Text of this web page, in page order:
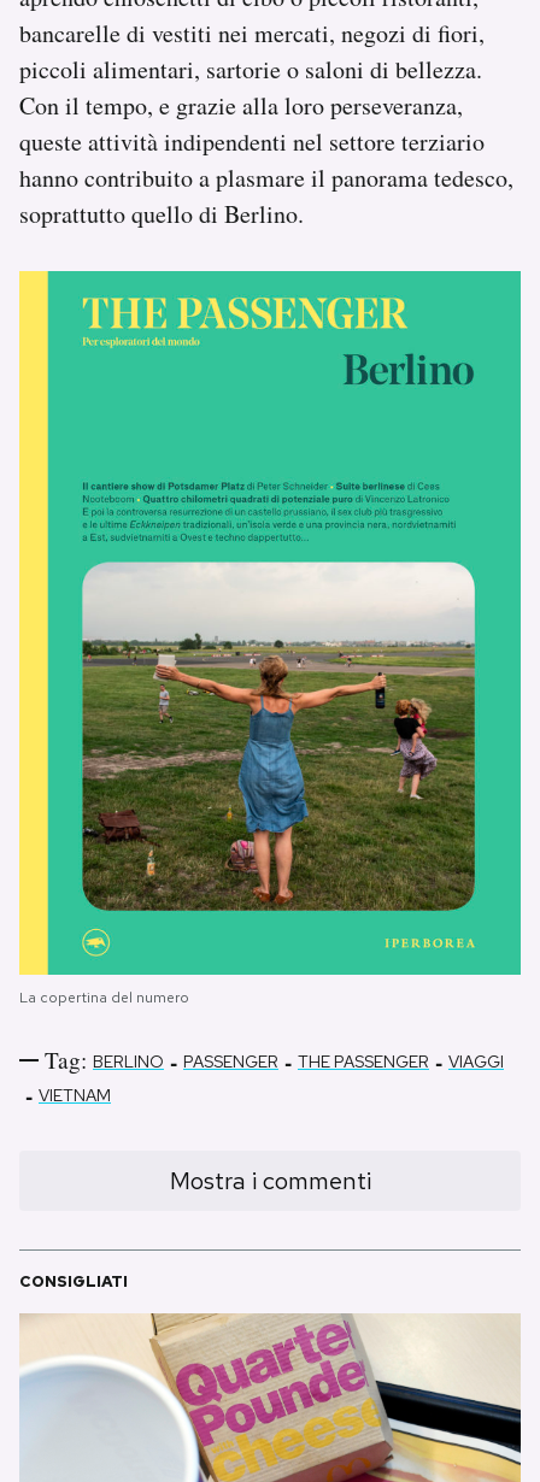
bancarelle di vestiti nei mercati, negozi di fiori,
piccoli alimentari, sartorie o saloni di bellezza.
Con il tempo, e grazie alla loro perseveranza,
queste attività indipendenti nel settore terziario
hanno contribuito a plasmare il panorama tedesco,
soprattutto quello di Berlino.
La copertina del numero
Tag: BERLINO - PASSENGER - THE PASSENGER - VIAGGI
- VIETNAM
Mostra i commenti
CONSIGLIATI